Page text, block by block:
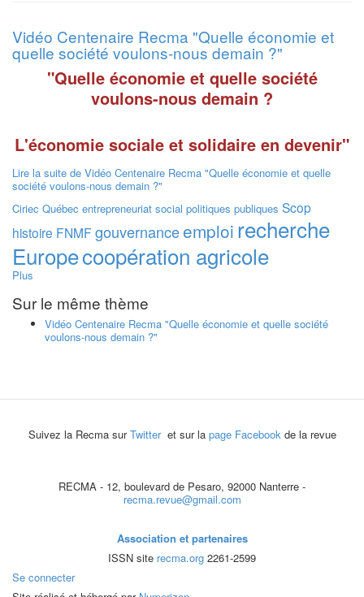
Vidéo Centenaire Recma "Quelle économie et
quelle société voulons-nous demain ?"
"Quelle économie et quelle société
voulons-nous demain ?
L'économie sociale et solidaire en devenir"
Lire la suite de Vidéo Centenaire Recma "Quelle économie et quelle
société voulons-nous demain ?"
Ciriec Québec entrepreneuriat social politiques publiques Scop
histoire FNMF gouvernanceemploi recherche
Europecoopération agricole
Plus
Sur le même thème
Vidéo Centenaire Recma "Quelle économie et quelle société
voulons-nous demain ?"
Suivez la Recma surTwitter et sur la page Facebook de la revue
RECMA - 12, boulevard de Pesaro, 92000 Nanterre -
recma.revue@gmail.com
Association et partenaires
ISSN site recma.org 2261-2599
Se connecter